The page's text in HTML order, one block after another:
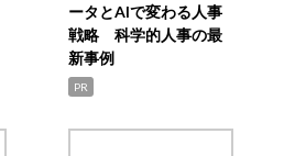
ータとAIで変わる人事
戦略 科学的人事の最
新事例
PR